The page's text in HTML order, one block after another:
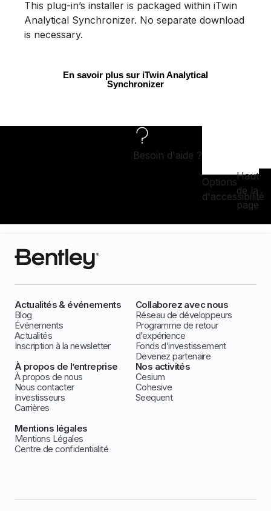
This plug-in’s installer is packaged within iTwin
Analytical Synchronizer. No separate download
is necessary.
En savoir plus sur iTwin Analytical
Synchronizer
Besoin d'aide ?
Options
d'accessibilité
Haut
de la
page
Actualités & événements
Blog
Événements
Actualités
Inscription à la newsletter
Collaborez avec nous
Réseau de développeurs
Programme de retour
d’expérience
Fonds d’investissement
Devenez partenaire
À propos de l’entreprise
À propos de nous
Nous contacter
Investisseurs
Carrières
Nos activités
Cesium
Cohesive
Seequent
Mentions légales
Mentions Légales
Centre de confidentialité